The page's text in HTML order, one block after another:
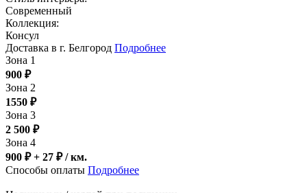
Современный
Коллекция:
Консул
Доставка в г. Белгород Подробнее
Зона 1
900 ₽
Зона 2
1550 ₽
Зона 3
2 500 ₽
Зона 4
900 ₽ + 27 ₽/ км.
Способы оплаты Подробнее